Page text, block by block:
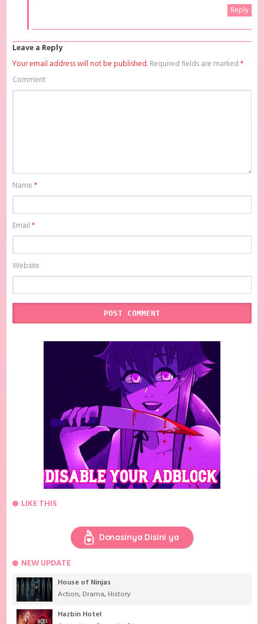
Reply
Leave a Reply
Your email address will not be published.Required fields are marked*
Comment
Name*
Email*
Website
LIKE THIS
Donasinya Disini ya
NEW UPDATE
House of Ninjas
Action,Drama,History
Hazbin Hotel